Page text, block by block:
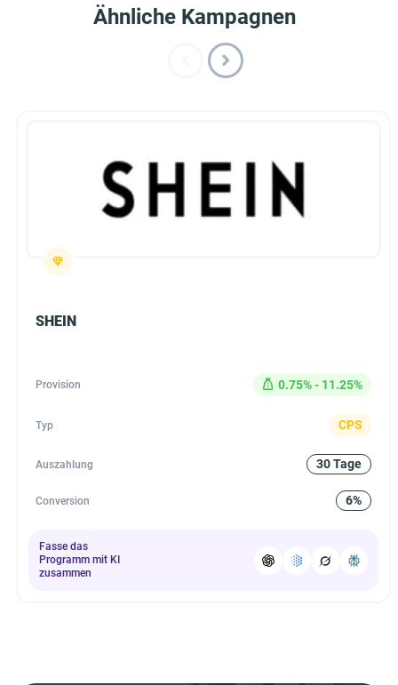
Ähnliche Kampagnen
SHEIN
Provision 0.75% - 11.25%
Typ CPS
Auszahlung 30 Tage
Conversion 6%
Fasse das
Programm mit KI
zusammen